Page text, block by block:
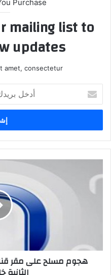
Purchase
mailing list to
updates!
amet, consectetur.
بريدك
الإلكتروني
هجوم مسلح على مقر